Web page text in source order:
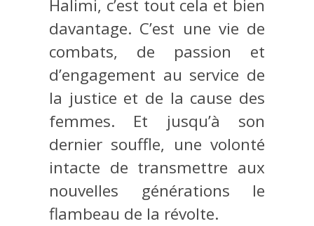
Halimi, c’est tout cela et bien
davantage. C’est une vie de
combats, de passion et
d’engagement au service de
la justice et de la cause des
femmes. Et jusqu’à son
dernier souffle, une volonté
intacte de transmettre aux
nouvelles générations le
flambeau de la révolte.